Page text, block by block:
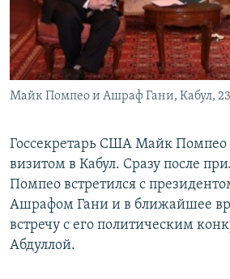
Майк Помпео и Ашраф Гани, Кабул, 23
Госсекретарь США Майк Помпео
визитом в Кабул. Cразу после
Помпео встретился с
Ашрафом Гани и в ближайшее
встречу с его политическим
Абдуллой.